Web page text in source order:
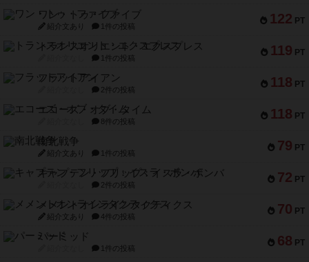
122 PT
ワン・トゥ・ファイブ
紹介文あり 1件の投稿
119 PT
トランスオリエント・エクスプレス
1件の投稿
118 PT
フラットアイアン
2件の投稿
118 PT
エコーズ・オブ・タイム
8件の投稿
79 PT
南北戦争
紹介文あり 1件の投稿
72 PT
キャプテン・フリップ：イスラ・ボンバ
2件の投稿
70 PT
メメントオンラインタクティクス
紹介文あり 4件の投稿
68 PT
パーミッド
1件の投稿